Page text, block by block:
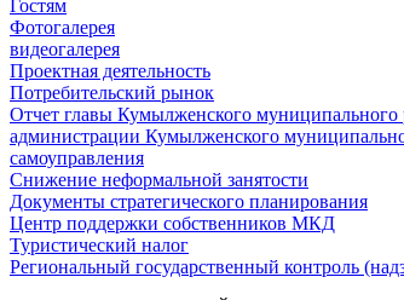
Гостям
Фотогалерея
видеогалерея
Проектная деятельность
Потребительский рынок
Отчет главы Кумылженского муниципального
администрации Кумылженского
самоуправления
Снижение неформальной занятости
Документы стратегического планирования
Центр поддержки собственников МКД
Туристический налог
Региональный государственный контроль